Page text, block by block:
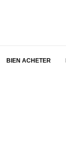
BIEN ACHETER